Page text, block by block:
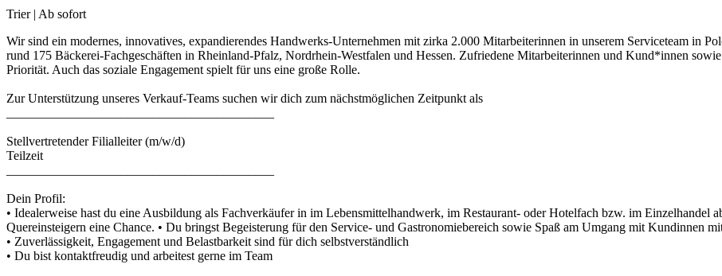
Trier | Ab sofort
Wir sind ein modernes, innovatives, expandierendes Handwerks-Unternehmen mit zirka 2.000 Mitarbeiterinnen in unserem Serviceteam in
rund 175 Bäckerei-Fachgeschäften in Rheinland-Pfalz, Nordrhein-Westfalen und Hessen. Zufriedene Mitarbeiterinnen und Kund*innen
Priorität. Auch das soziale Engagement spielt für uns eine große Rolle.
Zur Unterstützung unseres Verkauf-Teams suchen wir dich zum nächstmöglichen Zeitpunkt als
Stellvertretender Filialleiter (m/w/d)
Teilzeit
Dein Profil:
• Idealerweise hast du eine Ausbildung als Fachverkäufer in im Lebensmittelhandwerk, im Restaurant- oder Hotelfach bzw. im Einzelhandel
Quereinsteigern eine Chance. • Du bringst Begeisterung für den Service- und Gastronomiebereich sowie Spaß am Umgang mit Kundinnen
• Zuverlässigkeit, Engagement und Belastbarkeit sind für dich selbstverständlich
• Du bist kontaktfreudig und arbeitest gerne im Team